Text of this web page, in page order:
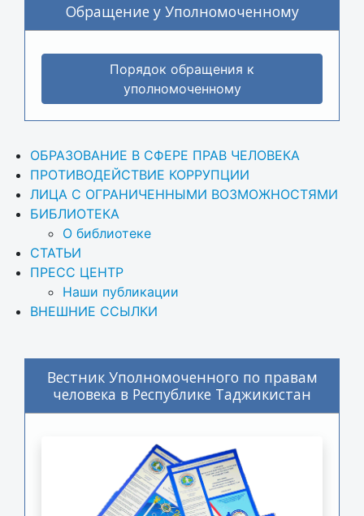
Обращение у Уполномоченному
Порядок обращения к
уполномоченному
ОБРАЗОВАНИЕ В СФЕРЕ ПРАВ ЧЕЛОВЕКА
ПРОТИВОДЕЙСТВИЕ КОРРУПЦИИ
ЛИЦА С ОГРАНИЧЕННЫМИ ВОЗМОЖНОСТЯМИ
БИБЛИОТЕКА
О библиотеке
СТАТЬИ
ПРЕСС ЦЕНТР
Наши публикации
ВНЕШНИЕ ССЫЛКИ
Вестник Уполномоченного по правам
человека в Республике Таджикистан